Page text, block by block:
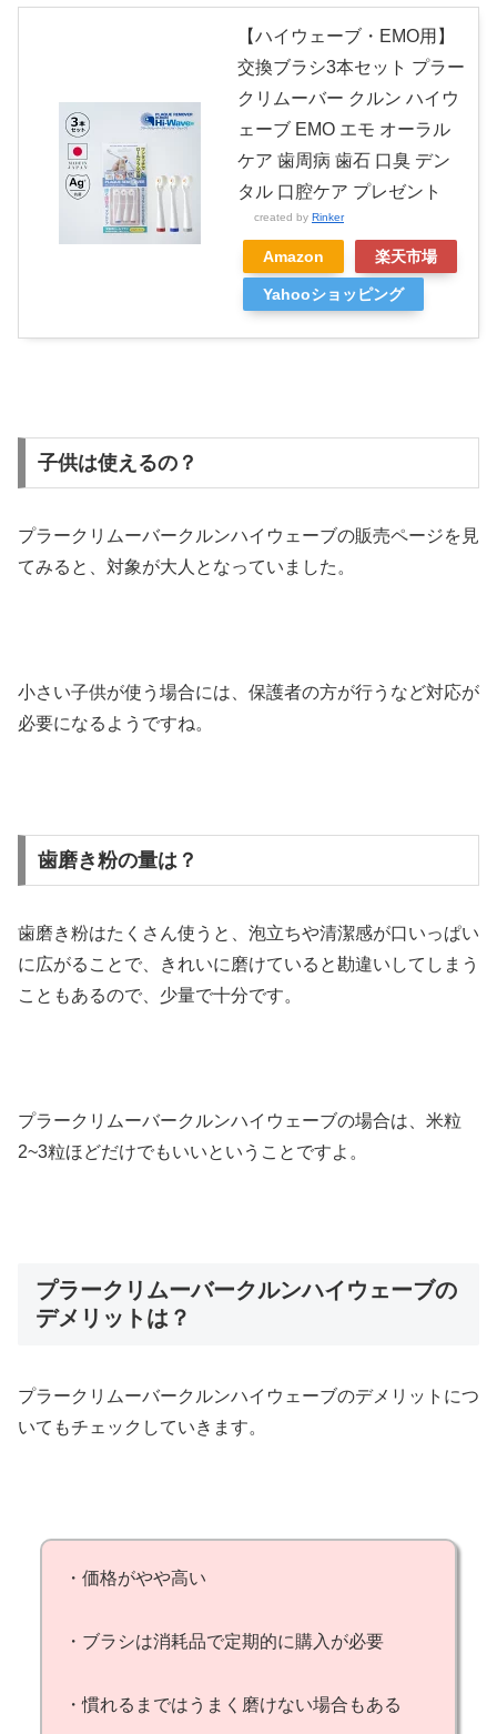
【ハイウェーブ・EMO用】
交換ブラシ3本セット プラー
クリムーバー クルン ハイウ
ェーブ EMO エモ オーラル
ケア 歯周病 歯石 口臭 デン
タル 口腔ケア プレゼント
created by Rinker
Amazon 楽天市場
Yahooショッピング
子供は使えるの？
プラークリムーバークルンハイウェーブの販売ページを見
てみると、対象が大人となっていました。
小さい子供が使う場合には、保護者の方が行うなど対応が
必要になるようですね。
歯磨き粉の量は？
歯磨き粉はたくさん使うと、泡立ちや清潔感が口いっぱい
に広がることで、きれいに磨けていると勘違いしてしまう
こともあるので、少量で十分です。
プラークリムーバークルンハイウェーブの場合は、米粒
2~3粒ほどだけでもいいということですよ。
プラークリムーバークルンハイウェーブの
デメリットは？
プラークリムーバークルンハイウェーブのデメリットにつ
いてもチェックしていきます。
・価格がやや高い
・ブラシは消耗品で定期的に購入が必要
・慣れるまではうまく磨けない場合もある